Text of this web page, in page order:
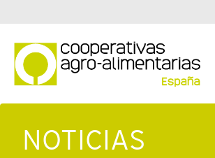
NOTICIAS